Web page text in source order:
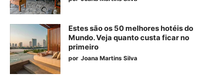
Estes são os 50 melhores hotéis do
Mundo. Veja quanto custa ficar no
primeiro
por Joana Martins Silva